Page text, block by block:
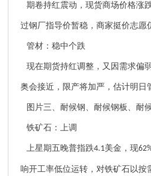
期卷持红震动，现货商场价格涨
过钢厂指导价暂稳，商家挺价志愿
管材：稳中个跌
现在期货持红调整，又因需求偏
奥会接近，限产将加严，估计明日
图片三、 耐候钢 、 耐候钢板 、 耐
铁矿石：上调
上星期五晚普指跌4.1美金，现
响开工率低位运转，对铁矿石以按